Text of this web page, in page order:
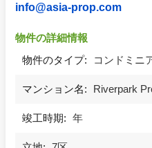
info@asia-prop.com
物件の詳細情報
物件のタイプ:
コンドミニ
マンション名: Riverpark
竣工時期: 年